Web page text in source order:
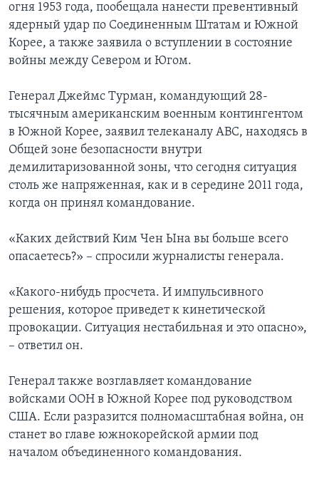
огня 1953 года, пообещала нанести превентивный
ядерный удар по Соединенным Штатам и Южной
Корее, а также заявила о вступлении в состояние
войны между Севером и Югом.
Генерал Джеймс Турман, командующий 28-
тысячным американским военным контингентом
в Южной Корее, заявил телеканалу АВС, находясь в
Общей зоне безопасности внутри
демилитаризованной зоны, что сегодня ситуация
столь же напряженная, как и в середине 2011 года,
когда он принял командование.
«Каких действий Ким Чен Ына вы больше всего
опасаетесь?» – спросили журналисты генерала.
«Какого-нибудь просчета. И импульсивного
решения, которое приведет к кинетической
провокации. Ситуация нестабильная и это опасно»,
– ответил он.
Генерал также возглавляет командование
войсками ООН в Южной Корее под руководством
США. Если разразится полномасштабная война, он
станет во главе южнокорейской армии под
началом объединенного командования.